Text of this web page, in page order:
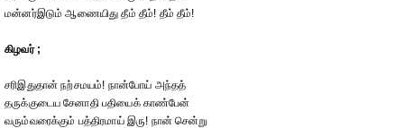
மன்னர்இடும் ஆணையிது தீம் தீம்! தீம் தீம்!
கிழவர் ;
சரிஇதுதான் நற்சமயம்! நான்போய் அந்தத்
தருக்குடைய சேனாதி பதியைக் காண்பேன்
வரும்வரைக்கும் பத்திரமாய் இரு! நான் சென்று